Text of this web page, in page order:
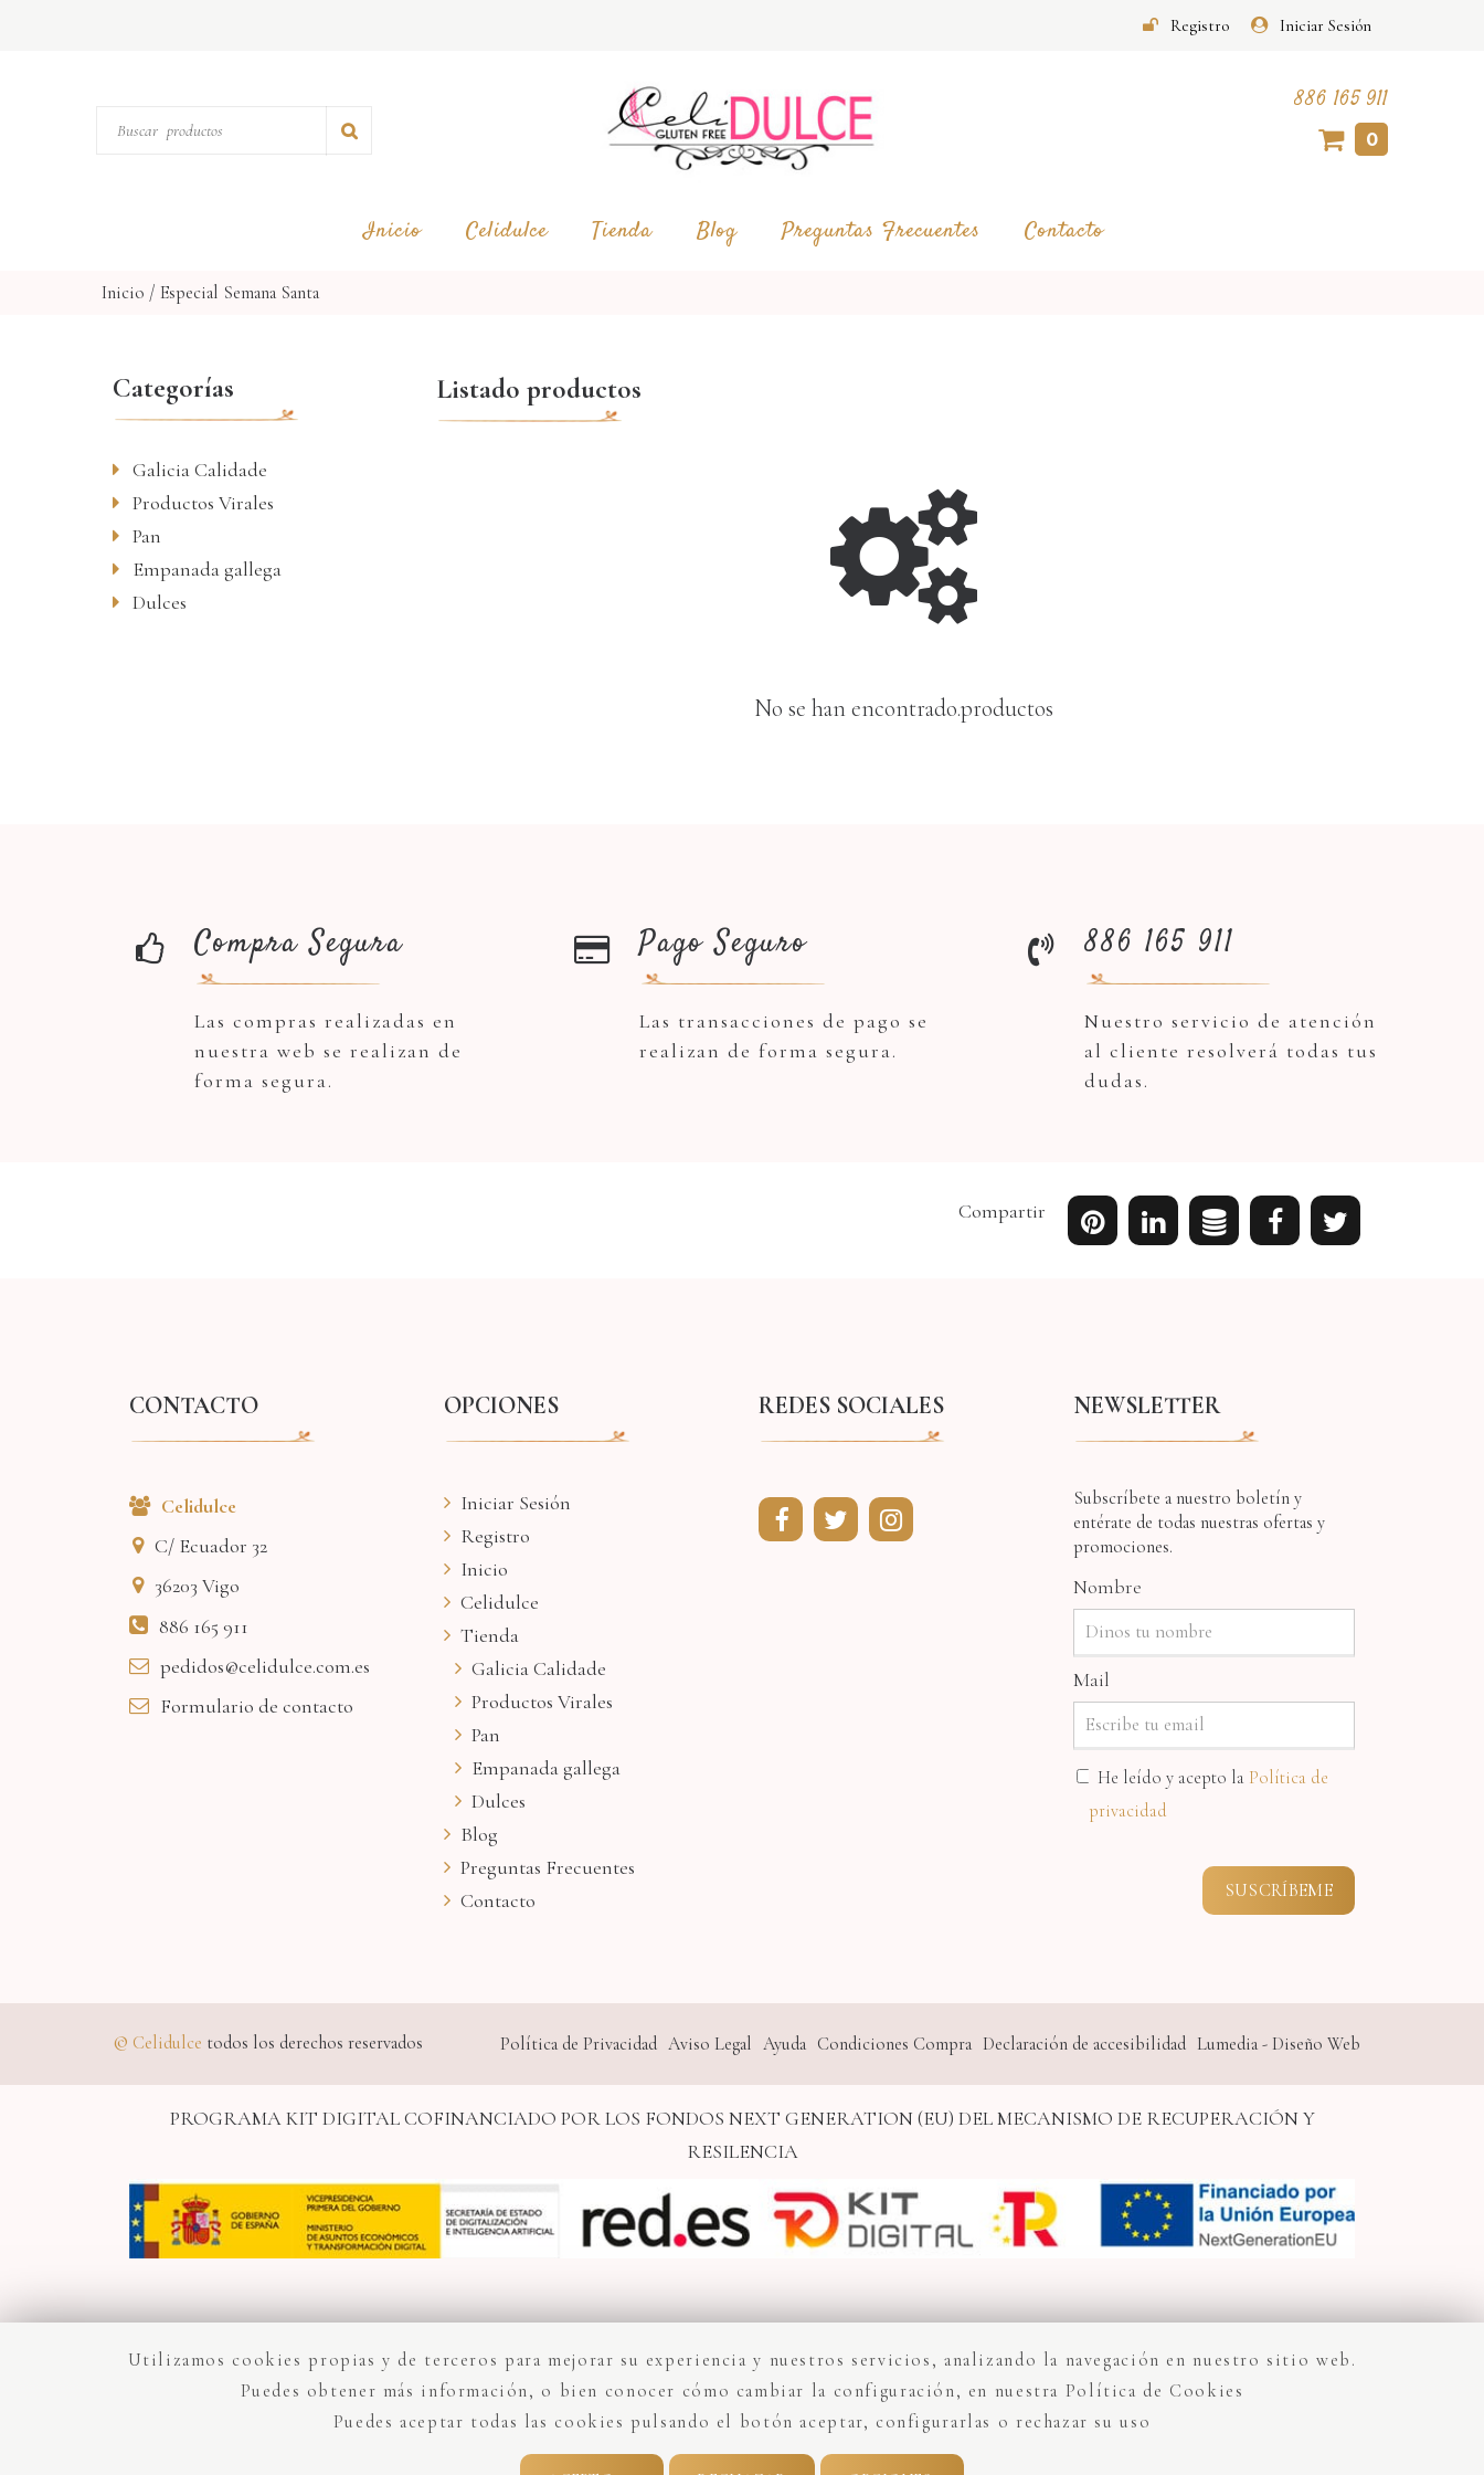
Iniciar Sesión
Registro
886 165 911
0
Inicio Celidulce Tienda Blog Preguntas Frecuentes Contacto
Inicio / Especial Semana Santa
Listado productos
No se han encontrado.productos
Categorías
Galicia Calidade
Productos Virales
Pan
Empanada gallega
Dulces
Compra Segura
Las compras realizadas en
nuestra web se realizan de
forma segura.
Pago Seguro
Las transacciones de pago se
realizan de forma segura.
886 165 911
Nuestro servicio de atención
al cliente resolverá todas tus
dudas.
Compartir
CONTACTO
Celidulce
C/ Ecuador 32
36203 Vigo
886 165 911
pedidos@celidulce.com.es
Formulario de contacto
OPCIONES
Iniciar Sesión
Registro
Inicio
Celidulce
Tienda
Galicia Calidade
Productos Virales
Pan
Empanada gallega
Dulces
Blog
Preguntas Frecuentes
Contacto
REDES SOCIALES NEWSLETTER
Subscríbete a nuestro boletín y
entérate de todas nuestras ofertas y
promociones.
Nombre
Mail
He leído y acepto la Política de
privacidad
SUSCRÍBEME
© Celidulce todos los derechos reservados Política de Privacidad Aviso Legal Ayuda Condiciones Compra Declaración de accesibilidad Lumedia - Diseño Web
PROGRAMA KIT DIGITAL COFINANCIADO POR LOS FONDOS NEXT GENERATION (EU) DEL MECANISMO DE RECUPERACIÓN Y
RESILENCIA
Utilizamos cookies propias y de terceros para mejorar su experiencia y nuestros servicios, analizando la navegación en nuestro sitio web.
Puedes obtener más información, o bien conocer cómo cambiar la configuración, en nuestra Política de Cookies
Puedes aceptar todas las cookies pulsando el botón aceptar, configurarlas o rechazar su uso